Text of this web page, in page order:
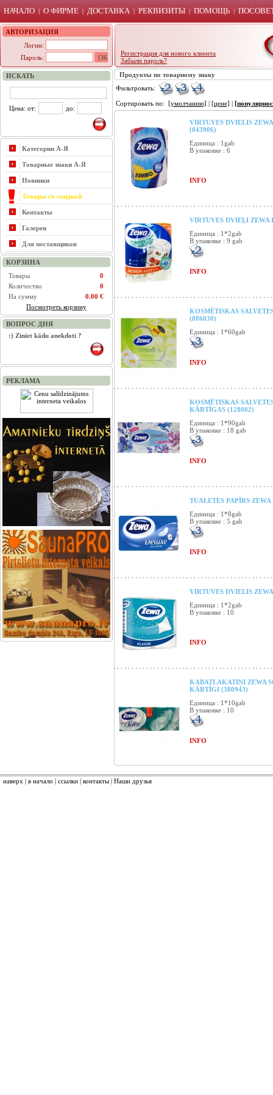
НАЧАЛО | О ФИРМЕ | ДОСТАВКА | РЕКВИЗИТЫ | ПОМОЩЬ |
АВТОРИЗАЦИЯ
Логин:
Пароль:
Регистрация для нового клиента
Забыли пароль?
ИСКАТЬ
Цена: от: до:
Категории А-Я
Товарные знаки А-Я
Новинки
Товары со скидкой
Контакты
Галереи
Для поставщиков
КОРЗИНА
Товары
0
Количество
0
На сумму
0.00 €
Посмотреть корзину
ВОПРОС ДНЯ
:) Ziniet kādu anekdoti ?
РЕКЛАМА
Продукты по товарному знаку
Фильтровать:
Сортировать по: [умолчанию] | [цене] |
VIRTUVES DVIELIS
(043906)
Единица : 1gab
В упаковке : 6
INFO
VIRTUVES DVIEĻI
Единица : 1*2gab
В упаковке : 9 gab
INFO
KOSMĒTISKAS
(886030)
Единица : 1*60gab
INFO
KOSMĒTISKAS
KĀRTĪGAS (128002)
Единица : 1*90gab
В упаковке : 18 gab
INFO
TUALETES PAPĪRS
Единица : 1*8gab
В упаковке : 5 gab
INFO
VIRTUVES DVIELIS
Единица : 1*2gab
В упаковке : 10
INFO
KABATLAKATIŅI ZEWA
KĀRTĪGI (380943)
Единица : 1*10gab
В упаковке : 10
INFO
наверх | в начало | ссылки | контакты | Наши друзья